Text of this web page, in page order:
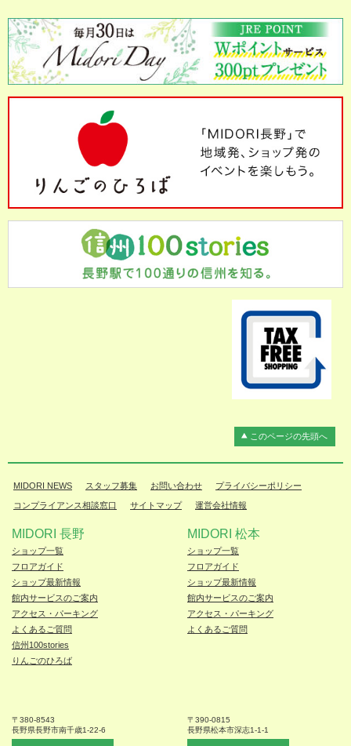
このページの先頭へ
MIDORI NEWS スタッフ募集 お問い合わせ プライバシーポリシー
コンプライアンス相談窓口 サイトマップ 運営会社情報
MIDORI 長野
ショップ一覧
フロアガイド
ショップ最新情報
館内サービスのご案内
アクセス・パーキング
よくあるご質問
信州100stories
りんごのひろば
〒380-8543
長野県長野市南千歳1-22-6
MIDORI 松本
ショップ一覧
フロアガイド
ショップ最新情報
館内サービスのご案内
アクセス・パーキング
よくあるご質問
〒390-0815
長野県松本市深志1-1-1